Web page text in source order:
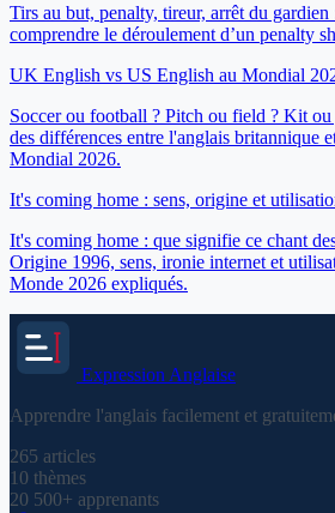
Tirs au but, penalty, tireur, arrêt du
comprendre le déroulement d’un penalty
UK English vs US English au Mondial
Soccer ou football ? Pitch ou field ? Kit
des différences entre l'anglais britannique
Mondial 2026.
It's coming home : sens, origine et
It's coming home : que signifie ce chant
Origine 1996, sens, ironie internet et
Monde 2026 expliqués.
Expression Anglaise
Apprendre l'anglais facilement et
265 articles
10 thèmes
20 500+ apprenants